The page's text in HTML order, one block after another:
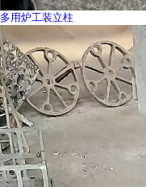
多用炉工装立柱